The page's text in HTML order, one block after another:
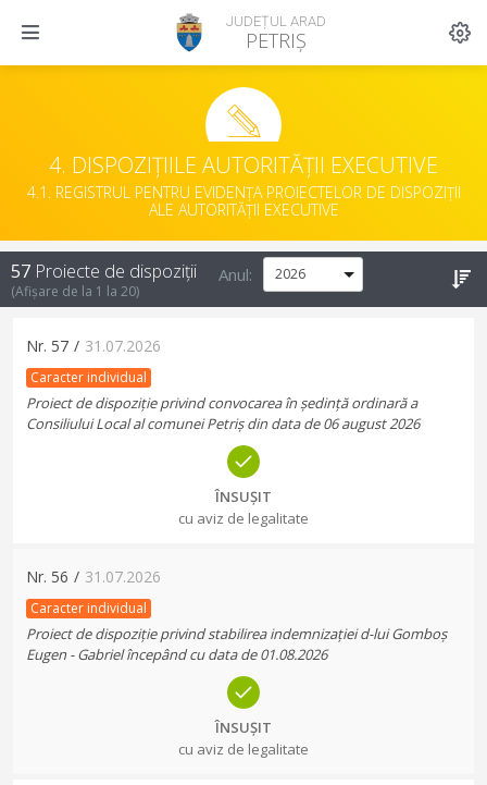
JUDEȚUL ARAD
PETRIȘ
4. DISPOZIȚIILE AUTORITĂȚII EXECUTIVE
4.1. REGISTRUL PENTRU EVIDENȚA PROIECTELOR DE DISPOZIȚII
ALE AUTORITĂȚII EXECUTIVE
57 Proiecte de dispoziții
(Afișare de la 1 la 20)
Anul:
Nr. 57 / 31.07.2026
Caracter individual
Proiect de dispoziție privind convocarea în ședință ordinară a
Consiliului Local al comunei Petriș din data de 06 august 2026
ÎNSUȘIT
cu aviz de legalitate
Nr. 56 / 31.07.2026
Caracter individual
Proiect de dispoziție privind stabilirea indemnizației d-lui Gomboș
Eugen - Gabriel începând cu data de 01.08.2026
ÎNSUȘIT
cu aviz de legalitate